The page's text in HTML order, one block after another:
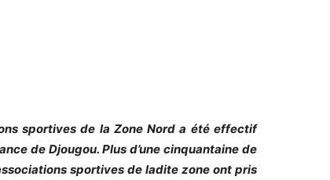
sportives de la Zone Nord a été effectif
de Djougou. Plus d’une cinquantaine de
sportives de ladite zone ont pris